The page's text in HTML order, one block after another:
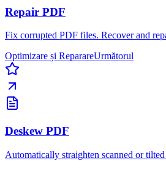
Repair PDF
Fix corrupted PDF files. Recover and
Optimizare și ReparareUrmătorul
Deskew PDF
Automatically straighten scanned or